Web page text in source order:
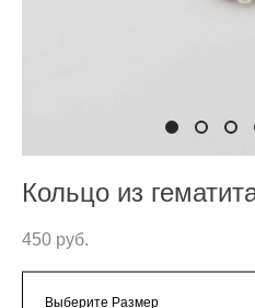
Кольцо из
450 pуб.
Выберите Размер